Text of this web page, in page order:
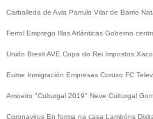
Carballeda de Avia Parrulo Vilar de Barrio
Ferrol Emprego Illas Atlánticas Goberno
Unido BrexitAVE Copa do Rei Impostos
Eume Inmigración Empresas Coruxo FC
Amoeiro "Culturgal 2019" Neve Culturgal
Coronavirus En forma na casa Lambóns